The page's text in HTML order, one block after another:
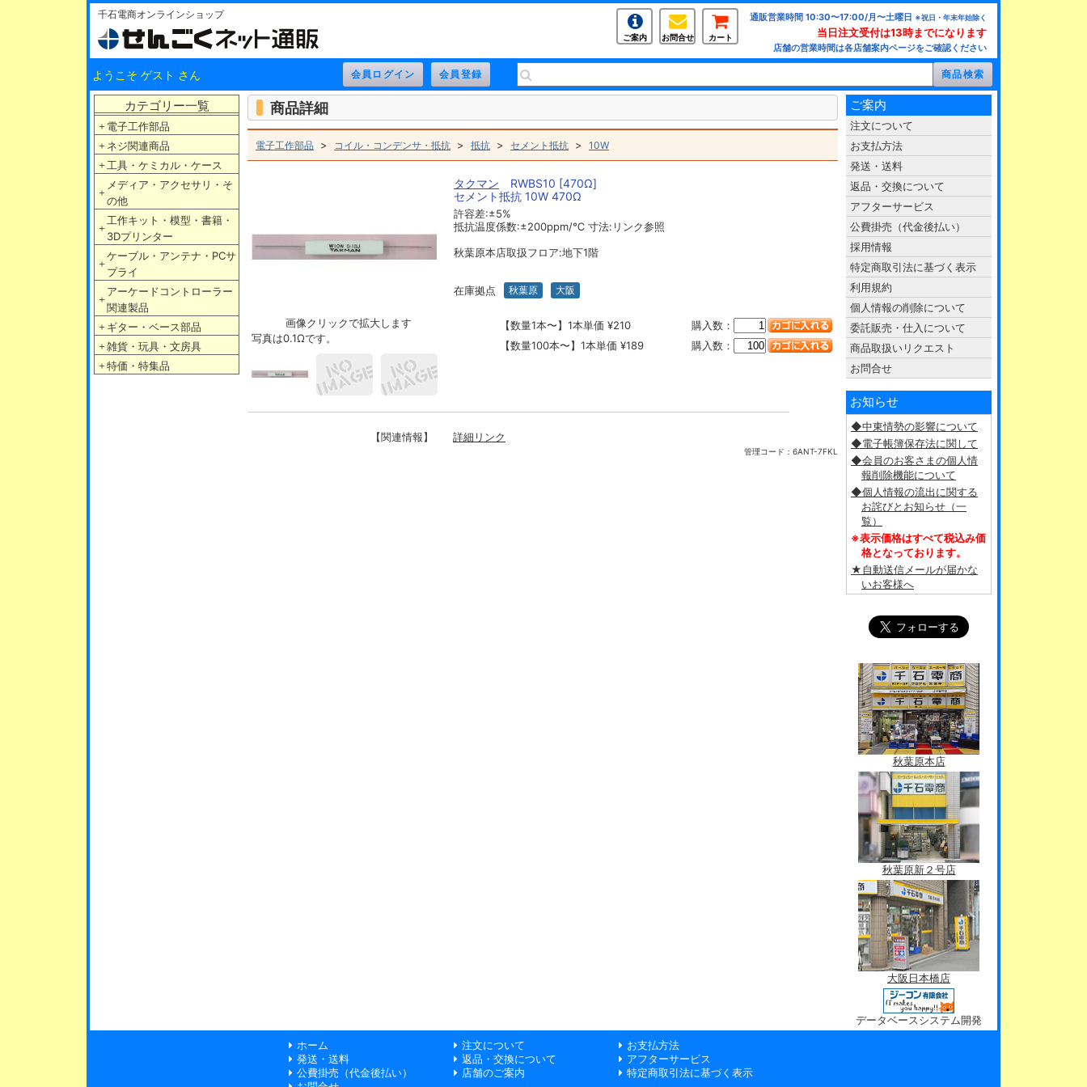
千石電商オンラインショップ
ご案内 お問合せ カート
通販営業時間 10:30〜17:00/月〜土曜日 ※祝日・年末年始除く
当日注文受付は13時までになります
店舗の営業時間は各店舗案内ページをご確認ください
ようこそ ゲスト さん
カテゴリー一覧
＋ 電子工作部品
＋ ネジ関連商品
＋ 工具・ケミカル・ケース
＋
メディア・アクセサリ・そ
の他
＋
工作キット・模型・書籍・
3Dプリンター
＋
ケーブル・アンテナ・PCサ
プライ
＋
アーケードコントローラー
関連製品
＋ ギター・ベース部品
＋ 雑貨・玩具・文房具
＋ 特価・特集品
商品詳細
電子工作部品 > コイル・コンデンサ・抵抗 > 抵抗 > セメント抵抗 > 10W
画像クリックで拡大します
写真は0.1Ωです。
タクマン RWBS10 [470Ω]
セメント抵抗 10W 470Ω
許容差:±5%
抵抗温度係数:±200ppm/℃ 寸法:リンク参照
秋葉原本店取扱フロア:地下1階
在庫拠点 秋葉原 大阪
【数量1本〜】1本単価 ¥210
購入数：
【数量100本〜】1本単価 ¥189
購入数：
【関連情報】 詳細リンク
管理コード： 6ANT-7FKL
ご案内
注文について
お支払方法
発送・送料
返品・交換について
アフターサービス
公費掛売（代金後払い）
採用情報
特定商取引法に基づく表示
利用規約
個人情報の削除について
委託販売・仕入について
商品取扱いリクエスト
お問合せ
お知らせ
◆中東情勢の影響について
◆電子帳簿保存法に関して
◆会員のお客さまの個人情
報削除機能について
◆個人情報の流出に関する
お詫びとお知らせ（一
覧）
※表示価格はすべて税込み価
格となっております。
★自動送信メールが届かな
いお客様へ
秋葉原本店
秋葉原新２号店
大阪日本橋店
データベースシステム開発
ホーム
注文について
お支払方法
発送・送料
返品・交換について
アフターサービス
公費掛売（代金後払い）
店舗のご案内
特定商取引法に基づく表示